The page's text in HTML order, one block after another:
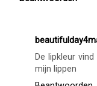
De lipkleur
mijn lippen